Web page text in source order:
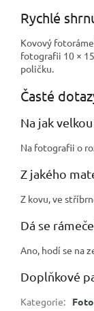
Rychlé
Kovový
fotografii 10 ×
poličku.
Časté
Na jak
Na fotografii o
Z jakého
Z kovu, ve
Dá se
Ano, hodí se na
Doplňkové
Kategorie: